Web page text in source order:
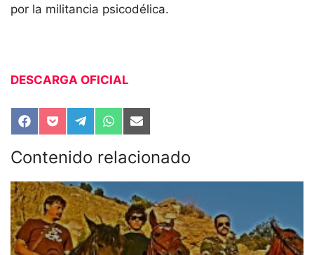
por la militancia psicodélica.
DESCARGA OFICIAL
Compartir
en
Facebook
Compartir
en
Pocket
Compartir
en
Telegram
Compartir
en
WhatsApp
Compartir
en
Email
Contenido relacionado